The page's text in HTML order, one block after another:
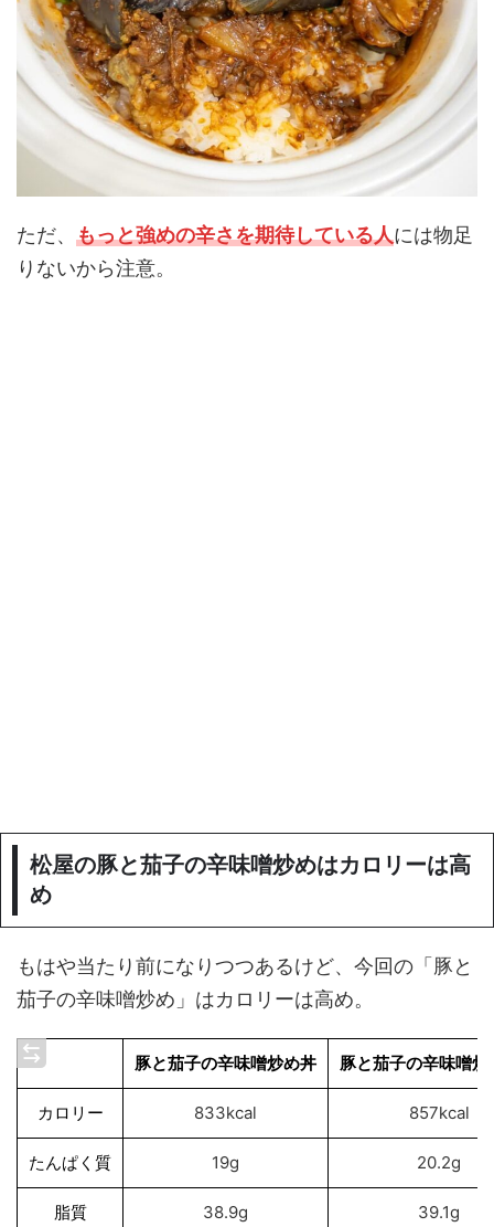
ただ、 もっと強めの辛さを期待している人には物足
りないから注意。
松屋の豚と茄子の辛味噌炒めはカロリーは高
め
もはや当たり前になりつつあるけど、今回の「豚と
茄子の辛味噌炒め」はカロリーは高め。
豚と茄子の辛味噌炒め丼 豚と茄子の辛味噌炒
カロリー 833kcal 857kcal
たんぱく質 19g 20.2g
脂質 38.9g 39.1g